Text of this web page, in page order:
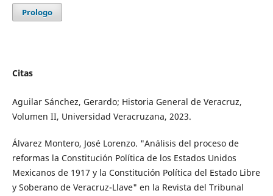
Prologo
Citas
Aguilar Sánchez, Gerardo; Historia General de Veracruz,
Volumen II, Universidad Veracruzana, 2023.
Álvarez Montero, José Lorenzo. "Análisis del proceso de
reformas la Constitución Política de los Estados Unidos
Mexicanos de 1917 y la Constitución Política del Estado Libre
y Soberano de Veracruz-Llave" en la Revista del Tribunal